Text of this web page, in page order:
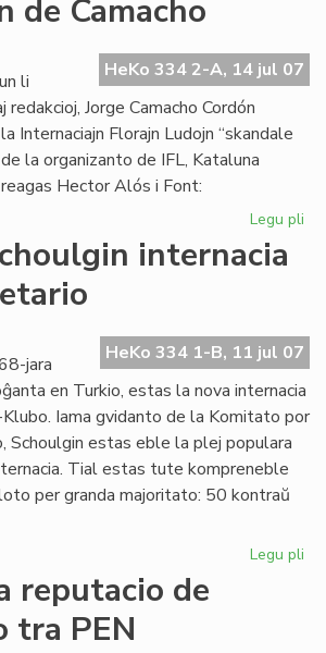
de Camacho
HeKo 334 2-A, 14 jul 07
li
Jorge Camacho Cordón
Internaciajn Florajn Ludojn “skandale
la organizanto de IFL, Kataluna
Hector Alós i Font:
Legu pli
internacia
HeKo 334 1-B, 11 jul 07
jara
en Turkio, estas la nova internacia
Iama gvidanto de la Komitato por
Schoulgin estas eble la plej populara
Tial estas tute kompreneble
per granda majoritato: 50 kontraŭ
Legu pli
reputacio de
tra PEN